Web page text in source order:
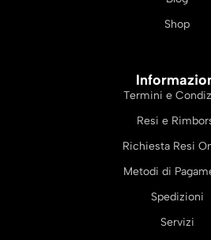
Shop
Termini e
Resi e
Richiesta Resi
Metodi di
Spedizioni
Servizi